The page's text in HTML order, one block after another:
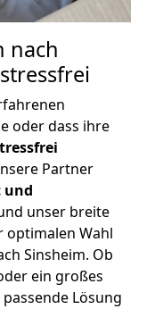
nach
oder dass ihre
Partner
und
unser breite
optimalen Wahl
Sinsheim. Ob
ein großes
Lösung